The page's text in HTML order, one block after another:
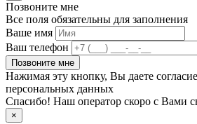
Позвоните мне
Все поля обязательны для заполнения
Ваше имя
Ваш телефон
Позвоните мне
Нажимая эту кнопку, Вы даете
персональных данных
Спасибо! Наш оператор скоро с Вами
×